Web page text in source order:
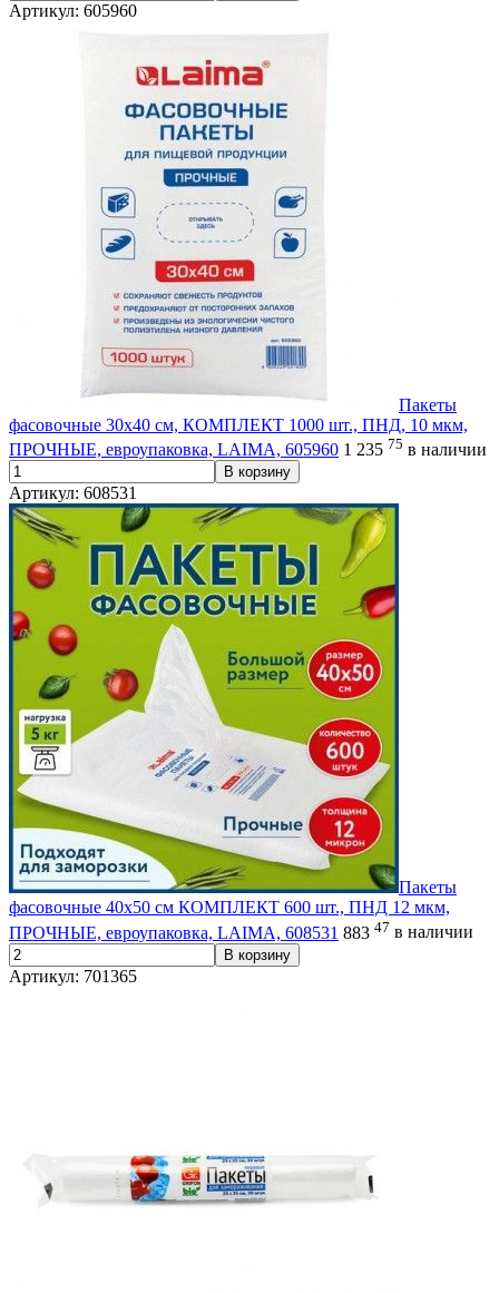
Артикул: 605960
Пакеты
фасовочные 30х40 см, КОМПЛЕКТ 1000 шт., ПНД, 10 мкм,
ПРОЧНЫЕ, евроупаковка, LAIMA, 605960 1 235 75 в наличии
В корзину
Артикул: 608531
Пакеты
фасовочные 40х50 см КОМПЛЕКТ 600 шт., ПНД 12 мкм,
ПРОЧНЫЕ, евроупаковка, LAIMA, 608531 883 47 в наличии
В корзину
Артикул: 701365